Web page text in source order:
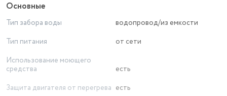
- Безопасность и долговечность – защита от перегрева и
качественные материалы гарантируют стабильную работу
- Комфорт в эксплуатации – эргономичная конструкция,
длинный шланг (6 м) и удобная телескопическая ручка
Основные
Тип забора воды
водопровод/из емкости
Тип питания
от сети
Использование моющего
средства
есть
Защита двигателя от перегрева есть